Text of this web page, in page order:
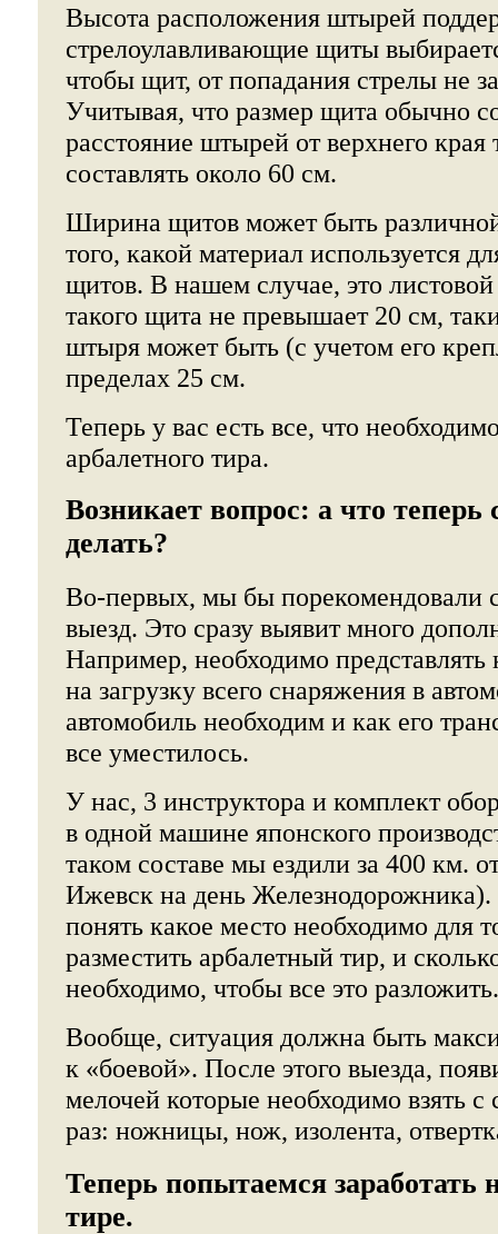
Высота расположения штырей
стрелоулавливающие щиты
чтобы щит, от попадания стрелы не
Учитывая, что размер щита обычно
расстояние штырей от верхнего края
составлять около 60 см.
Ширина щитов может быть
того, какой материал используется
щитов. В нашем случае, это
такого щита не превышает 20 см,
штыря может быть (с учетом его
пределах 25 см.
Теперь у вас есть все, что
арбалетного тира.
Возникает вопрос: а что теперь
делать?
Во-первых, мы бы порекомендовали
выезд. Это сразу выявит много
Например, необходимо представлять
на загрузку всего снаряжения в
автомобиль необходим и как его
все уместилось.
У нас, 3 инструктора и комплект
в одной машине японского
таком составе мы ездили за 400 км.
Ижевск на день
понять какое место необходимо для
разместить арбалетный тир, и
необходимо, чтобы все это разложить.
Вообще, ситуация должна быть
к «боевой». После этого выезда,
мелочей которые необходимо взять
раз: ножницы, нож, изолента,
Теперь попытаемся заработать
тире.